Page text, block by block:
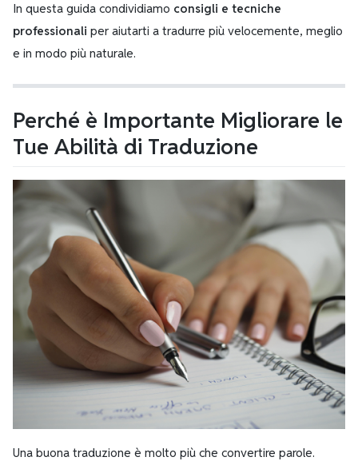
In questa guida condividiamo consigli e tecniche
professionali per aiutarti a tradurre più velocemente, meglio
e in modo più naturale.
Perché è Importante Migliorare le
Tue Abilità di Traduzione
Una buona traduzione è molto più che convertire parole.